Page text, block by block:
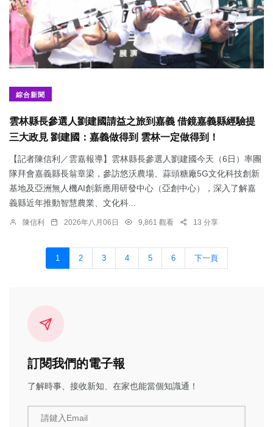
綜合新聞
雲林縣長參選人劉建國請益之旅到嘉義 借鏡嘉義縣經驗提
三大政見 劉建國：嘉義做得到 雲林一定做得到！
【記者陳信利／雲嘉報導】雲林縣長參選人劉建國今天（6日）率團
隊拜會嘉義縣長翁章梁，參訪悠沃農場、蒜頭糖廠5G文化科技創新
基地及亞洲無人機AI創新應用研發中心（亞創中心），深入了解嘉
義縣近年推動智慧農業、文化科...
陳信利 2026年八月06日 9,861 觀看 13 分享
1 2 3 4 5 6 下一頁
訂閱我們的電子報
了解時事、接收新知、在家也能當個知識通！
請鍵入Email